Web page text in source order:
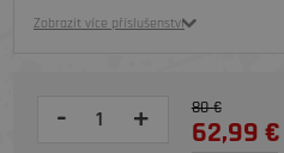
Zobrazit více příslušenství
- + 80 €
62,99 €